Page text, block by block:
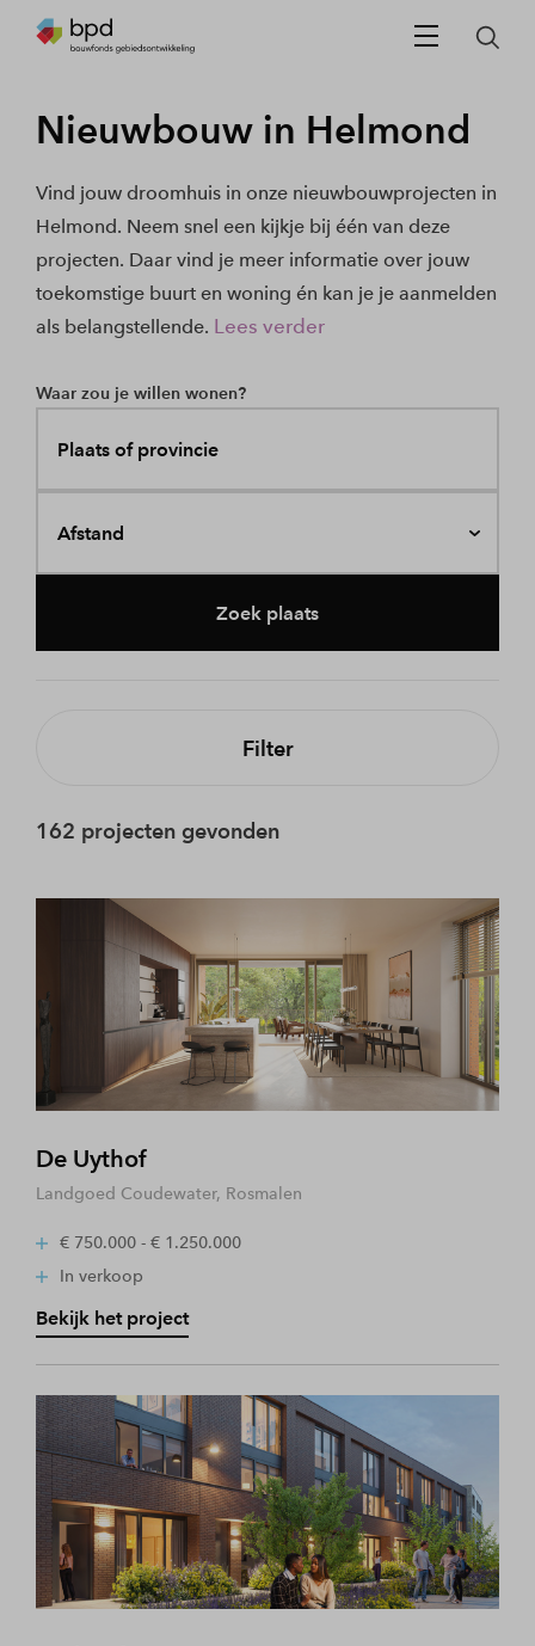
Nieuwbouw in Helmond
Vind jouw droomhuis in onze nieuwbouwprojecten in
Helmond. Neem snel een kijkje bij één van deze
projecten. Daar vind je meer informatie over jouw
toekomstige buurt en woning én kan je je aanmelden
als belangstellende. Lees verder
Waar zou je willen wonen?
Plaats of provincie
Afstand
Zoek plaats
Filter
162 projecten gevonden
De Uythof
Landgoed Coudewater, Rosmalen
€ 750.000 - € 1.250.000
In verkoop
Bekijk het project